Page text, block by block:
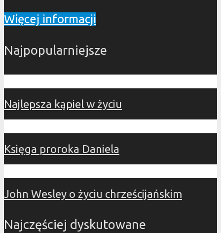
Więcej informacji
Najpopularniejsze
Najlepsza kąpiel w życiu
Księga proroka Daniela
John Wesley o życiu chrześcijańskim
Najczęściej dyskutowane